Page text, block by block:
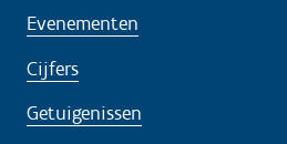
Evenementen
Cijfers
Getuigenissen